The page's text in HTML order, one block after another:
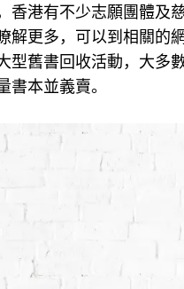
香港有不少志願團體及
更多，可以到相關的
型舊書回收活動，大多
本並義賣。